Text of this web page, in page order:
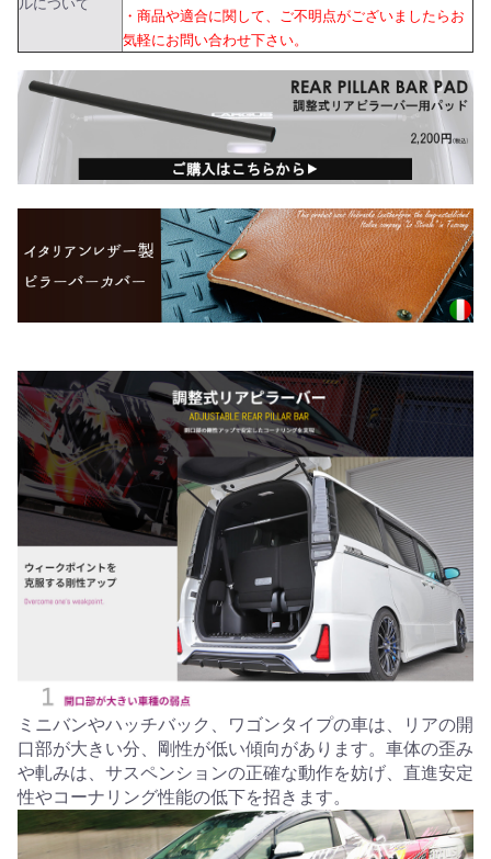
ルについて
・商品や適合に関して、ご不明点がございましたらお
気軽にお問い合わせ下さい。
ミニバンやハッチバック、ワゴンタイプの車は、リアの開
口部が大きい分、剛性が低い傾向があります。車体の歪み
や軋みは、サスペンションの正確な動作を妨げ、直進安定
性やコーナリング性能の低下を招きます。